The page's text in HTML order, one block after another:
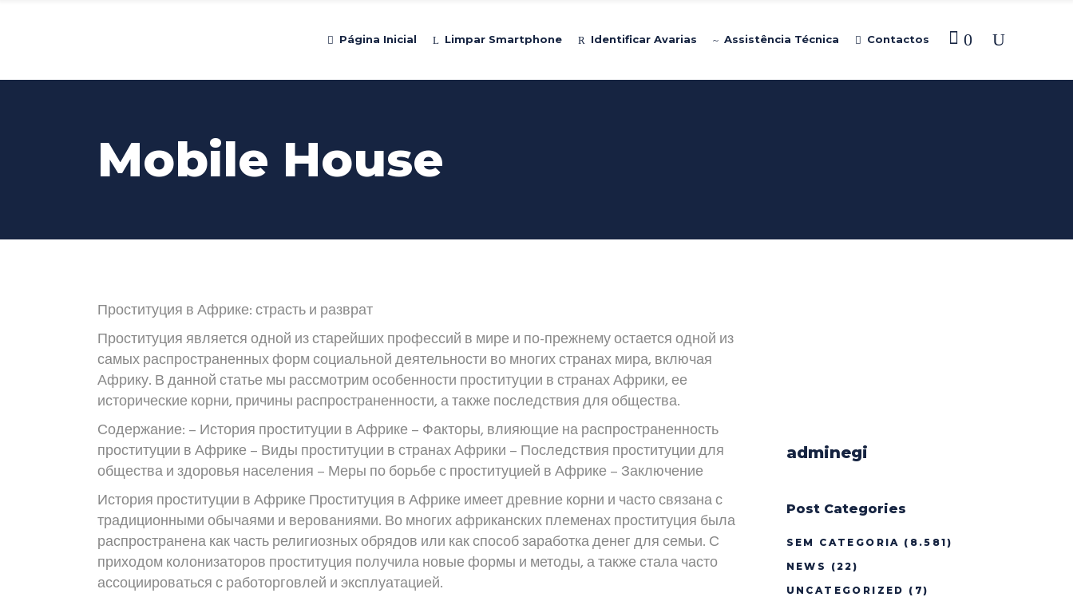
Página Inicial Limpar Smartphone Identificar Avarias Assistência Técnica Contactos 0
Mobile House
Проституция в Африке: страсть и разврат
Проституция является одной из старейших профессий в мире и по-прежнему остается одной из
самых распространенных форм социальной деятельности во многих странах мира, включая
Африку. В данной статье мы рассмотрим особенности проституции в странах Африки, ее
исторические корни, причины распространенности, а также последствия для общества.
Содержание: – История проституции в Африке – Факторы, влияющие на распространенность
проституции в Африке – Виды проституции в странах Африки – Последствия проституции для
общества и здоровья населения – Меры по борьбе с проституцией в Африке – Заключение
История проституции в Африке Проституция в Африке имеет древние корни и часто связана с
традиционными обычаями и верованиями. Во многих африканских племенах проституция была
распространена как часть религиозных обрядов или как способ заработка денег для семьи. С
приходом колонизаторов проституция получила новые формы и методы, а также стала часто
ассоциироваться с работорговлей и эксплуатацией.
adminegi
Post Categories
SEM CATEGORIA (8.581)
NEWS
(22)
UNCATEGORIZED (7)